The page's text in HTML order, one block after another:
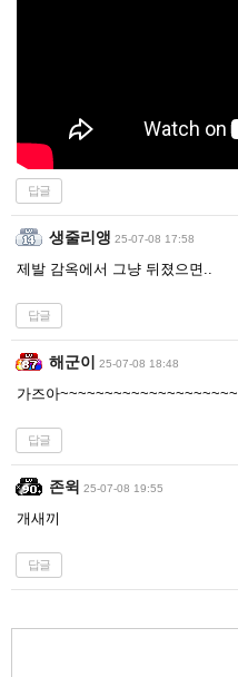
답글
생줄리앵 25-07-08 17:58
제발 감옥에서 그냥 뒤졌으면..
답글
해군이 25-07-08 18:48
가즈아
답글
존윅 25-07-08 19:55
개새끼
답글